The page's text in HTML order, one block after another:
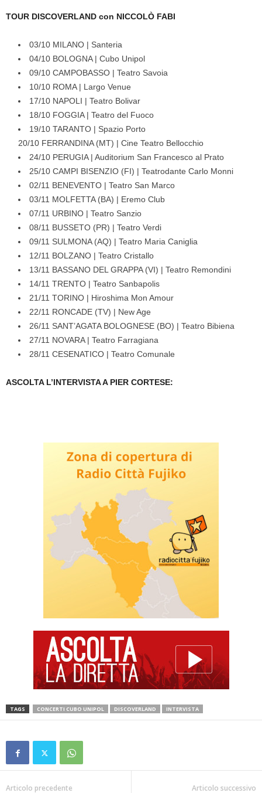
TOUR DISCOVERLAND con NICCOLÒ FABI
03/10 MILANO | Santeria
04/10 BOLOGNA | Cubo Unipol
09/10 CAMPOBASSO | Teatro Savoia
10/10 ROMA | Largo Venue
17/10 NAPOLI | Teatro Bolivar
18/10 FOGGIA | Teatro del Fuoco
19/10 TARANTO | Spazio Porto
20/10 FERRANDINA (MT) | Cine Teatro Bellocchio
24/10 PERUGIA | Auditorium San Francesco al Prato
25/10 CAMPI BISENZIO (FI) | Teatrodante Carlo Monni
02/11 BENEVENTO | Teatro San Marco
03/11 MOLFETTA (BA) | Eremo Club
07/11 URBINO | Teatro Sanzio
08/11 BUSSETO (PR) | Teatro Verdi
09/11 SULMONA (AQ) | Teatro Maria Caniglia
12/11 BOLZANO | Teatro Cristallo
13/11 BASSANO DEL GRAPPA (VI) | Teatro Remondini
14/11 TRENTO | Teatro Sanbapolis
21/11 TORINO | Hiroshima Mon Amour
22/11 RONCADE (TV) | New Age
26/11 SANT’AGATA BOLOGNESE (BO) | Teatro Bibiena
27/11 NOVARA | Teatro Farragiana
28/11 CESENATICO | Teatro Comunale
ASCOLTA L’INTERVISTA A PIER CORTESE:
TAGS CONCERTI CUBO UNIPOL DISCOVERLAND INTERVISTA
Articolo precedente Articolo successivo